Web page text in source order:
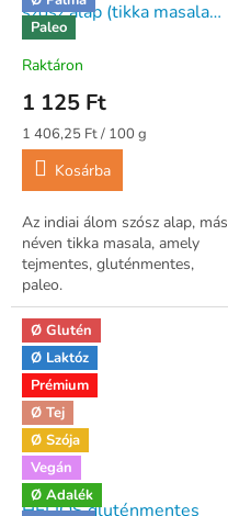
Paleo
szósz alap (tikka masala
alap) (tejmentes,
mesterséges
Raktáron
1 125 Ft
Egységár:
1 406,25 Ft / 100 g
Kosárba
Az indiai álom szósz alap, más
néven tikka masala, amely
tejmentes, gluténmentes,
paleo.
Ø Glutén
Ø Laktóz
Prémium
Ø Tej
Ø Szója
Vegán
Ø Adalék
HELIOS gluténmentes